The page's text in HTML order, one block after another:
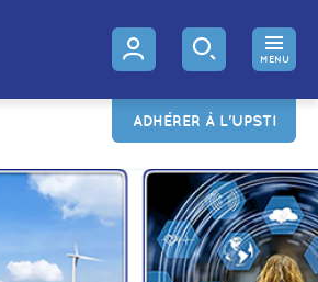
MENU
ADHÉRER À L'UPSTI